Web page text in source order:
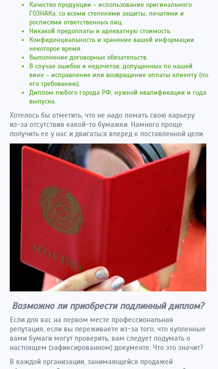
Качество продукции – использование оригинального
ГОЗНАКа, со всеми степенями защиты, печатями и
росписями ответственных лиц.
Никакой предоплаты и адекватную стоимость.
Конфиденциальность и хранение вашей информации
некоторое время.
Выполнение договорных обязательств.
В случае ошибок и недочетов, допущенных по нашей
вине – исправление или возвращение оплаты клиенту (по
его требованию).
Диплом любого города РФ, нужной квалификации и года
выпуска.
Хотелось бы отметить, что не надо ломать свою карьеру
из-за отсутствия какой-то бумажки. Намного проще
получить ее у нас и двигаться вперед к поставленной цели.
Возможно ли приобрести подлинный диплом?
Если для вас на первом месте профессиональная
репутация, если вы переживаете из-за того, что купленные
вами бумаги могут проверить, вам следует подумать о
настоящем (зафиксированном) документе. Что это значит?
В каждой организации, занимающейся продажей